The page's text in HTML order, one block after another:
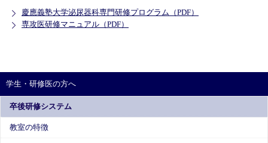
慶應義塾大学泌尿器科専門研修プログラム（PDF）
専攻医研修マニュアル（PDF）
学生・研修医の方へ
卒後研修システム
教室の特徴